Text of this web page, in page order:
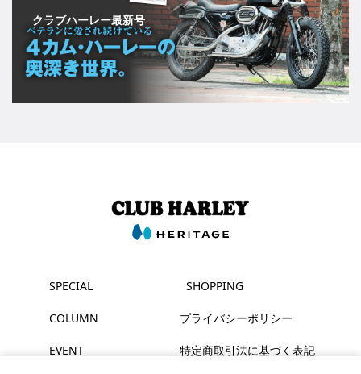
クラブハーレー最新号
SPECIAL
COLUMN
EVENT
SHOPPING
プライバシーポリシー
特定商取引法に基づく表記